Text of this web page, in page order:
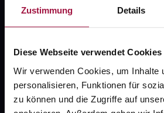
Zustimmung Details
Diese Webseite verwendet Cookies
Wir verwenden Cookies, um Inhalte
personalisieren, Funktionen für
zu können und die Zugriffe auf
Datenschutz
AGB
Impressum